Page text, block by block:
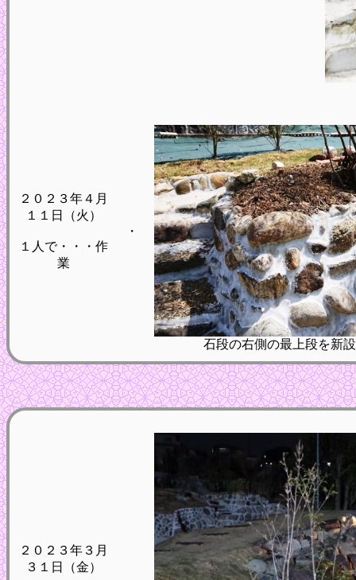
２０２３年４月
１１日（火）
１人で・・・作
業
・
石段の右側の最上段を新
２０２３年３月
３１日（金）